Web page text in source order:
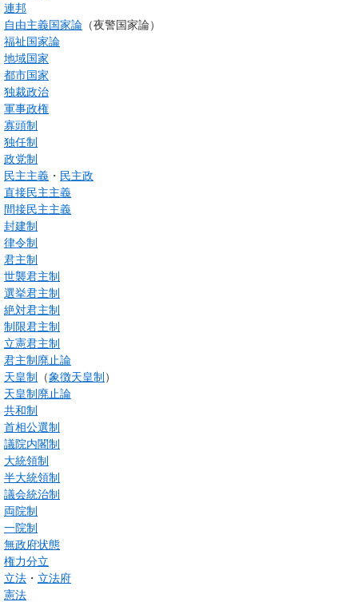
連邦
自由主義国家論 （夜警国家論）
福祉国家論
地域国家
都市国家
独裁政治
軍事政権
寡頭制
独任制
政党制
民主主義 ・ 民主政
直接民主主義
間接民主主義
封建制
律令制
君主制
世襲君主制
選挙君主制
絶対君主制
制限君主制
立憲君主制
君主制廃止論
天皇制
（象徴天皇制 ）
天皇制廃止論
共和制
首相公選制
議院内閣制
大統領制
半大統領制
議会統治制
両院制
一院制
無政府状態
権力分立
立法 ・ 立法府
憲法